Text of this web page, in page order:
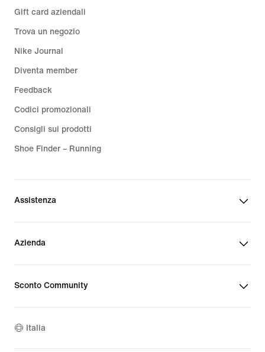
Gift card aziendali
Trova un negozio
Nike Journal
Diventa member
Feedback
Codici promozionali
Consigli sui prodotti
Shoe Finder – Running
Assistenza
Azienda
Sconto Community
Italia